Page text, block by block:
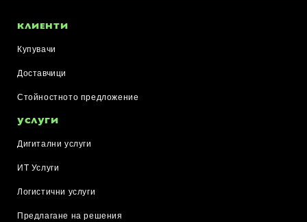
КЛИЕНТИ
Купувачи
Доставчици
Стойностното предложение
УСЛУГИ
Дигитални услуги
ИТ Услуги
Логистични услуги
Предлагане на решения